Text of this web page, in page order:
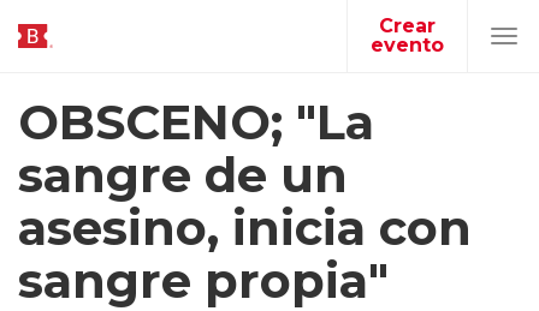
Crear
evento
OBSCENO; "La
sangre de un
asesino, inicia con
sangre propia"